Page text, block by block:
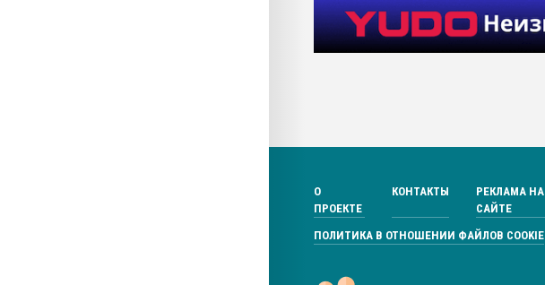
О
ПРОЕКТЕ
КОНТАКТЫ
РЕКЛАМА НА
САЙТЕ
ПОЛИТИКА В ОТНОШЕНИИ ФАЙЛОВ COOKIE